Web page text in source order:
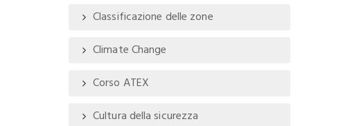
Classificazione delle zone
Climate Change
Corso ATEX
Cultura della sicurezza